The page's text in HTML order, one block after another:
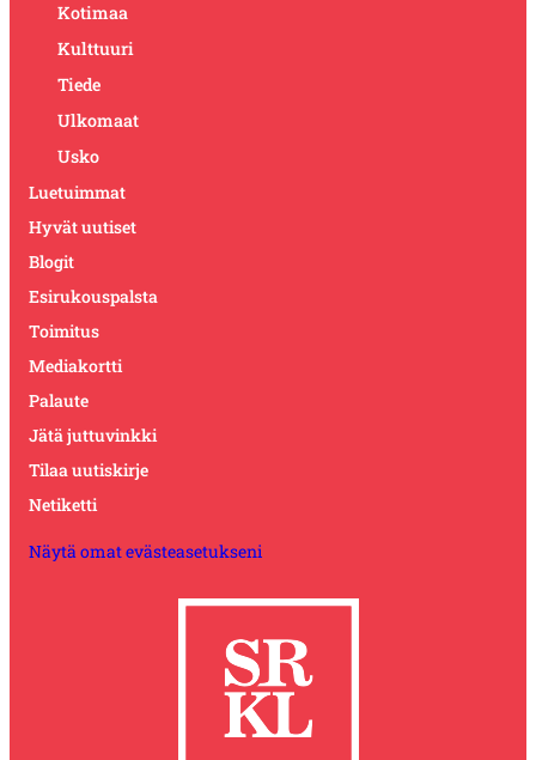
Kotimaa
Kulttuuri
Tiede
Ulkomaat
Usko
Luetuimmat
Hyvät uutiset
Blogit
Esirukouspalsta
Toimitus
Mediakortti
Palaute
Jätä juttuvinkki
Tilaa uutiskirje
Netiketti
Näytä omat evästeasetukseni